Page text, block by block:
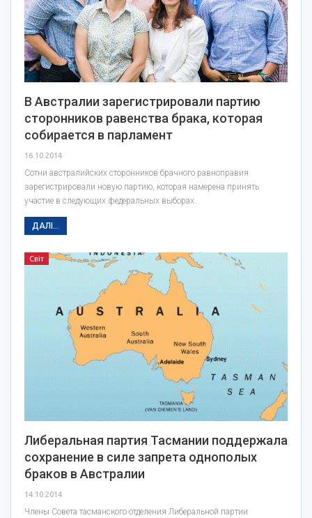
В Австралии зарегистрировали партию
сторонников равенства брака, которая
собирается в парламент
16.10.2014
Сотни австралийских сторонников брачного равноправия
зарегистрировали новую партию, которая намерена принять
участие в следующих федеральных выборах.
ДАЛІ...
Світ
Либеральная партия Тасмании поддержала
сохранение в силе запрета однополых
браков в Австралии
14.10.2014
Члены Совета тасманского отделения Либеральной партии